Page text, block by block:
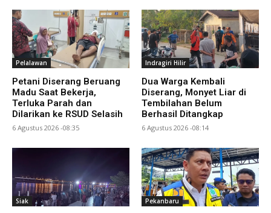
Pelalawan
Petani Diserang Beruang
Madu Saat Bekerja,
Terluka Parah dan
Dilarikan ke RSUD Selasih
6 Agustus 2026 -08:35
Indragiri Hilir
Dua Warga Kembali
Diserang, Monyet Liar di
Tembilahan Belum
Berhasil Ditangkap
6 Agustus 2026 -08:14
Siak Pekanbaru